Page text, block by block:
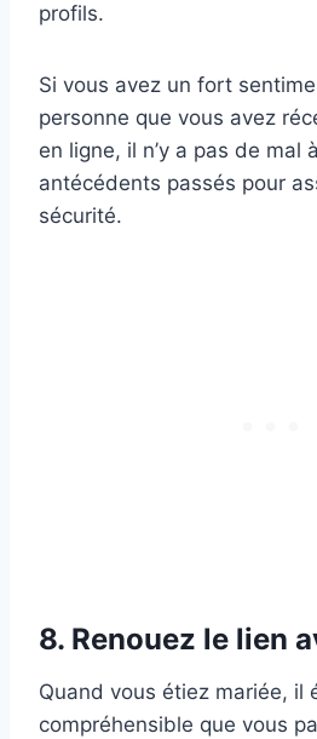
profils.
Si vous avez un fort
personne que vous avez
en ligne, il n’y a pas de mal
antécédents passés pour
sécurité.
8. Renouez le lien
Quand vous étiez mariée, il
compréhensible que vous